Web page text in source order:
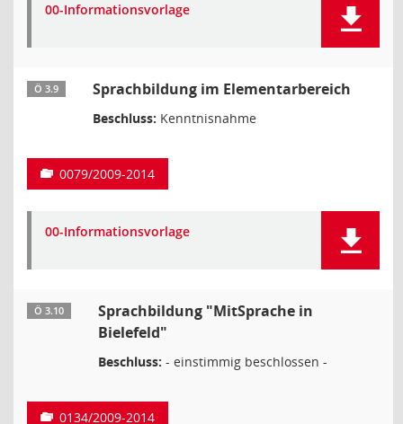
00-Informationsvorlage
Ö 3.9 Sprachbildung im Elementarbereich
Beschluss: Kenntnisnahme
0079/2009-2014
00-Informationsvorlage
Ö 3.10
Sprachbildung "MitSprache in
Bielefeld"
Beschluss: - einstimmig beschlossen -
0134/2009-2014